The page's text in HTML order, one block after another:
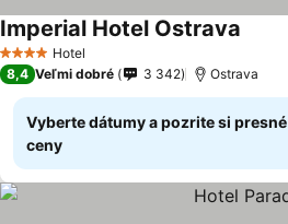
4 Počet hviezdičiek
Hotel
Imperial Hotel Ostrava
8,4 Veľmi dobré 3 342 Ostrava
Vyberte dátumy a pozrite si presné
ceny